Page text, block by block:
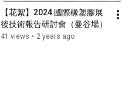
【花絮】2024 國際橡塑膠展
後技術報告研討會（曼谷場）
41 views • 2 years ago